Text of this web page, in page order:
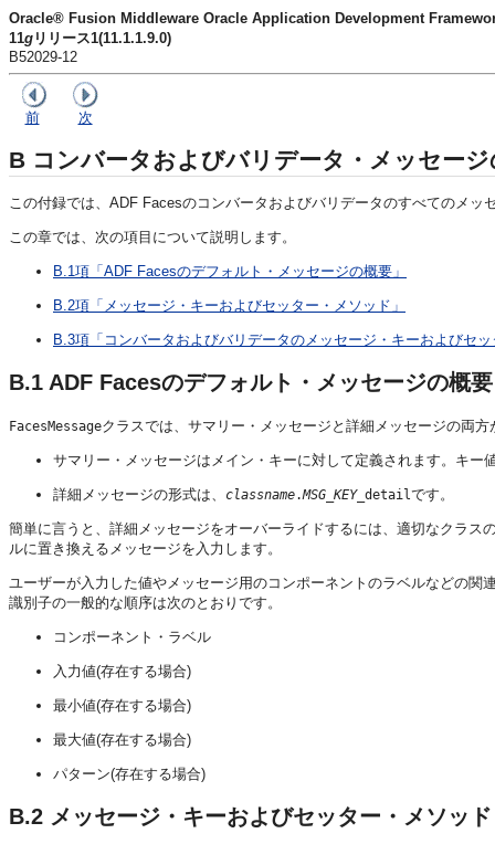
Oracle® Fusion Middleware Oracle Application Development
11g リリース1(11.1.1.9.0)
B52029-12
前 次
B コンバータおよびバリデータ・メッセー
この付録では、ADF Facesのコンバータおよびバリデータのすべてのメ
この章では、次の項目について説明します。
B.1項「ADF Facesのデフォルト・メッセージの概要」
B.2項「メッセージ・キーおよびセッター・メソッド」
B.3項「コンバータおよびバリデータのメッセージ・キーおよびセ
B.1 ADF Facesのデフォルト・メッセージの概要
FacesMessageクラスでは、サマリー・メッセージと詳細メッセージの両
サマリー・メッセージはメイン・キーに対して定義されます。キー
詳細メッセージの形式は、 classname.MSG_KEY_detailです。
簡単に言うと、詳細メッセージをオーバーライドするには、適切なクラ
ルに置き換えるメッセージを入力します。
ユーザーが入力した値やメッセージ用のコンポーネントのラベルなどの
識別子の一般的な順序は次のとおりです。
コンポーネント・ラベル
入力値(存在する場合)
最小値(存在する場合)
最大値(存在する場合)
パターン(存在する場合)
B.2 メッセージ・キーおよびセッター・メソッド